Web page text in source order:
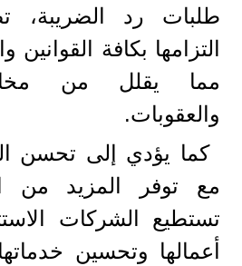
طلبات رد الضريبة،
التزامها بكافة القوانين
مما يقلل من
والعقوبات.
كما يؤدي إلى تحسن
مع توفر المزيد من
تستطيع الشركات
أعمالها وتحسين